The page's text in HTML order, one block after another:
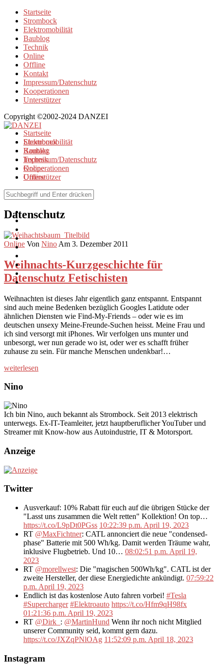
Startseite
Strombock
Elektromobilität
Baublog
Technik
Online
Offline
Kontakt
Impressum/Datenschutz
Kooperationen
Unterstützer
Copyright ©2002-2024 DANZEI
Startseite
Strombock
Kontakt
Impressum/Datenschutz
Kooperationen
Unterstützer
Elektromobilität
Baublog
Technik
Online
Offline
Browse Tag
Datenschutz
Online Von Nino Am 3. Dezember 2011
Weihnachts-Kurzgeschichte für
Datenschutz Fetischisten
Weihnachten ist dieses Jahr eigentlich ganz entspannt. Entspannt
sind auch meine Bedenken bezüglich Googles Latidute oder
ähnlichen Diensten wie Find-My-Friends – oder wie es im
deutschen unsexy Meine-Freunde-Suchen heisst. Meine Frau und
ich sind versorgt mit iPhones. Wir verfolgen uns munter und
unbesorgt, wer nun gerade wo ist, oder wer es schafft früher
zuhause zu sein. Für manche Menschen undenkbar!…
weiterlesen
Nino
Ich bin Nino, auch bekannt als Strombock. Seit 2013 elektrisch
unterwegs. Ex-IT-Teamleiter, jetzt hauptberuflicher YouTuber und
Streamer mit Know-how aus Autoindustrie, IT & Motorsport.
Anzeige
Twitter
Ausverkauf: 10% Rabatt für euch auf die übrigen Stücke der
"Lasst uns zusammen die Welt retten" Kollektion! On top…
https://t.co/L9pDt0PGss 10:22:39 p.m. April 19, 2023
RT @MaxFichtner: CATL annonciert die neue "condensed-
phase" Batterie mit 500 Wh/kg. Damit werden Träume wahr,
inklusive Flugbetrieb. Und 10… 08:02:51 p.m. April 19,
2023
RT @morellwest: Die "magischen 500Wh/kg". CATL ist der
zweite Hersteller, der diese Energiedichte ankündigt. 07:59:22
p.m. April 19, 2023
Endlich ist das kostenlose Auto fahren vorbei! #Tesla
#Supercharger #Elektroauto https://t.co/Hfm9qH98fx
01:21:36 p.m. April 19, 2023
RT @Dirk_ : @MartinHund Wenn ihr noch nicht Mitglied
unserer Community seid, kommt gern dazu.
https://t.co/JXZqPNlOAg 11:52:09 p.m. April 18, 2023
Instagram